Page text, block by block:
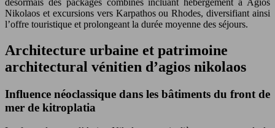
Nikolaos et excursions vers Karpathos ou Rhodes, diversifiant ainsi
l’offre touristique et prolongeant la durée moyenne des séjours.
Architecture urbaine et patrimoine
architectural vénitien d’agios nikolaos
Influence néoclassique dans les bâtiments du front de
mer de kitroplatia